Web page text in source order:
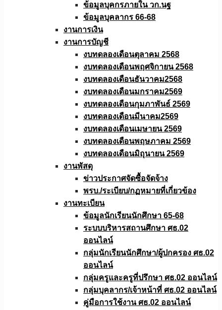
ข้อมูลบุคกรภายใน วก.นฐ
ข้อมูลบุคลากร 66-68
งานการเงิน
งานการบัญชี
งบทดลองเดือนตุลาคม 2568
งบทดลองเดือนพฤศจิกายน 2568
งบทดลองเดือนธันวาคม2568
งบทดลองเดือนมกราคม2569
งบทดลองเดือนกุมภาพันธ์ 2569
งบทดลองเดือนมีนาคม2569
งบทดลองเดือนเมษายน 2569
งบทดลองเดือนพฤษภาคม 2569
งบทดลองเดือนมิถุนายน 2569
งานพัสดุ
ข่าวประกาศจัดซื้อจัดจ้าง
พรบ./ระเบียบ/กฏหมายที่เกี่ยวข้อง
งานทะเบียน
ข้อมูลนักเรียนนักศึกษา 65-68
ระบบบริหารสถานศึกษา ศธ.02
ออนไลน์
กลุ่มนักเรียนนักศึกษา/ผู้ปกครอง ศธ.02
ออนไลน์
กลุ่มครูและครูที่ปรึกษา ศธ.02 ออนไลน์
กลุ่มบุคลากร/เจ้าหน้าที่ ศธ.02 ออนไลน์
คู่มือการใช้งาน ศธ.02 ออนไลน์